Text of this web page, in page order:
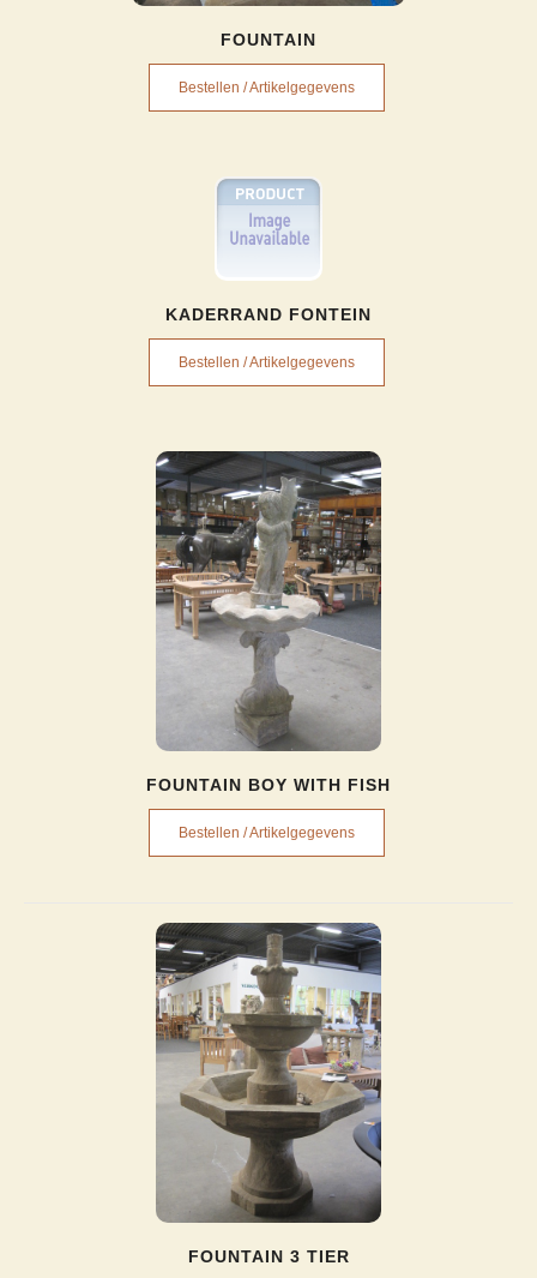
FOUNTAIN
Bestellen / Artikelgegevens
KADERRAND FONTEIN
Bestellen / Artikelgegevens
FOUNTAIN BOY WITH FISH
Bestellen / Artikelgegevens
FOUNTAIN 3 TIER